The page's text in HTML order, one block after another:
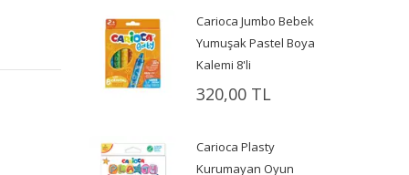
Carioca Jumbo Bebek
Yumuşak Pastel Boya
Kalemi 8'li
320,00 TL
Carioca Plasty
Kurumayan Oyun